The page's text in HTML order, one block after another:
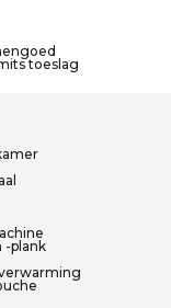
toeslag
-plank